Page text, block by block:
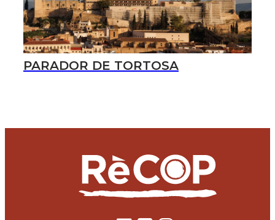
PARADOR DE TORTOSA